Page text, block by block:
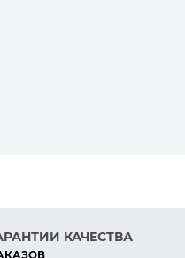
КАЧЕСТВА